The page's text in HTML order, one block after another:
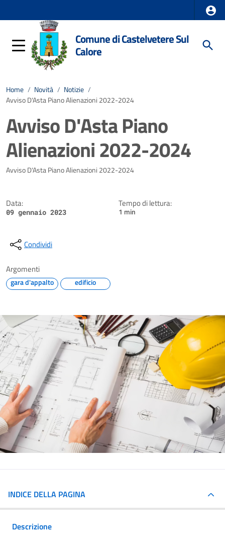
Comune di Castelvetere Sul
Calore
Home / Novità / Notizie /
Avviso D'Asta Piano Alienazioni 2022-2024
Avviso D'Asta Piano
Alienazioni 2022-2024
Dettagli della notizia
Avviso D'Asta Piano Alienazioni 2022-2024
Data:
09 gennaio 2023
Tempo di lettura:
1 min
Condividi
Argomenti
gara d'appalto edificio
INDICE DELLA PAGINA
Descrizione